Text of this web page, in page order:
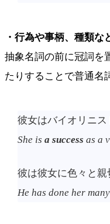
・行為や事柄、種類な
抽象名詞の前に冠詞を
たりすることで普通名
彼女はバイオリニス
She isa successas a
彼は彼女に色々と親
He has done her